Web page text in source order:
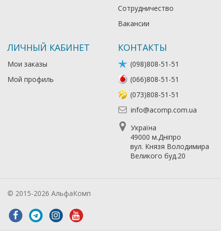
Сотрудничество
Вакансии
ЛИЧНЫЙ КАБИНЕТ
Мои заказы
Мой профиль
КОНТАКТЫ
(098)808-51-51
(066)808-51-51
(073)808-51-51
info@acomp.com.ua
Україна
49000 м.Дніпро
вул. Князя Володимира
Великого буд.20
© 2015-2026 АльфаКомп